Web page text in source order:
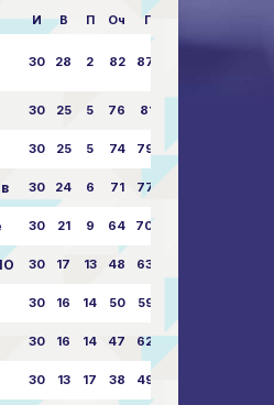
И В П Оч Пар
30 28 2 82 87:24
30 25 5 76 81:21
30 25 5 74 79:26
30 24 6 71 77:33
30 21 9 64 70:40
30 17 13 48 63:57
30 16 14 50 59:53
30 16 14 47 62:58
30 13 17 38 49:62